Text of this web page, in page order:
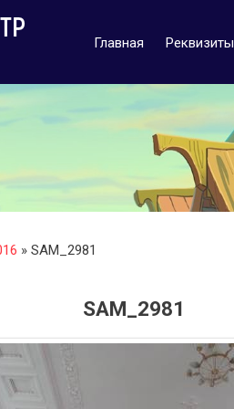
Главная Реквизиты
» SAM_2981
SAM_2981